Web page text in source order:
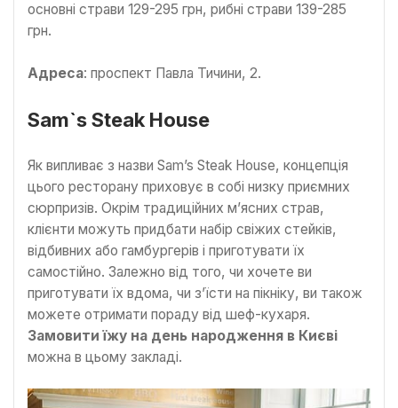
основні страви 129-295 грн, рибні страви 139-285
грн.
Адреса: проспект Павла Тичини, 2.
Sam`s Steak House
Як випливає з назви Sam’s Steak House, концепція
цього ресторану приховує в собі низку приємних
сюрпризів. Окрім традиційних м’ясних страв,
клієнти можуть придбати набір свіжих стейків,
відбивних або гамбургерів і приготувати їх
самостійно. Залежно від того, чи хочете ви
приготувати їх вдома, чи з’їсти на пікніку, ви також
можете отримати пораду від шеф-кухаря.
Замовити їжу на день народження в Києві
можна в цьому закладі.